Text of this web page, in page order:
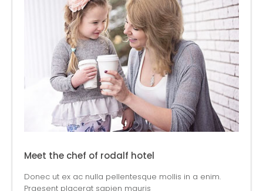
Meet the chef of rodalf hotel
Donec ut ex ac nulla pellentesque mollis in a enim.
Praesent placerat sapien mauris